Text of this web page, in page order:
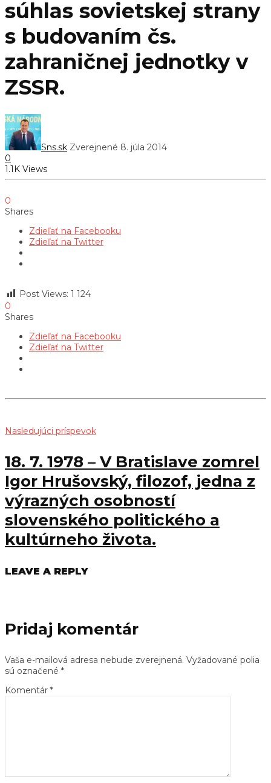
súhlas sovietskej strany
s budovaním čs.
zahraničnej jednotky v
ZSSR.
Sns.sk Zverejnené 8. júla 2014
0
1.1K Views
0
Shares
Zdieľať na Facebooku
Zdieľať na Twitter
Post Views: 1 124
0
Shares
Zdieľať na Facebooku
Zdieľať na Twitter
Nasledujúci príspevok
18. 7. 1978 – V Bratislave zomrel
Igor Hrušovský, filozof, jedna z
výrazných osobností
slovenského politického a
kultúrneho života.
LEAVE A REPLY
Pridaj komentár
Vaša e-mailová adresa nebude zverejnená. Vyžadované polia
sú označené *
Komentár *